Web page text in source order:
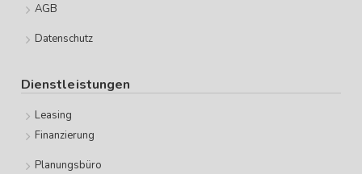
AGB
Datenschutz
Dienstleistungen
Leasing
Finanzierung
Planungsbüro